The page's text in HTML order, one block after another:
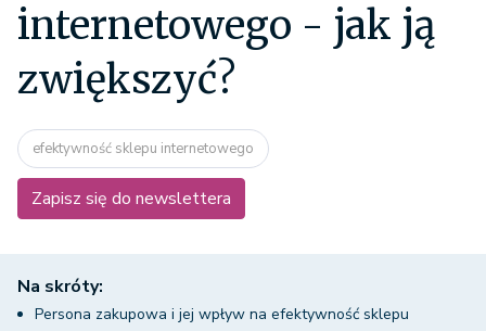
internetowego - jak ją
zwiększyć?
efektywność sklepu internetowego
Zapisz się do newslettera
Na skróty:
Persona zakupowa i jej wpływ na efektywność sklepu